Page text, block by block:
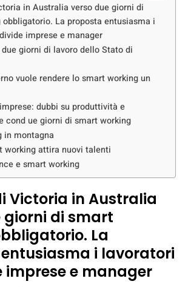
in Australia verso due giorni di
La proposta entusiasma i
imprese e manager
giorni di lavoro dello Stato di
vuole rendere lo smart working un
dubbi su produttività e
cond ue giorni di smart working
in montagna
working attira nuovi talenti
e smart working
Victoria in Australia
giorni di smart
La
i lavoratori
imprese e manager